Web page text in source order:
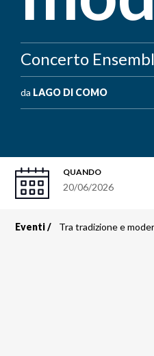
Concerto
da LAGO DI COMO
QUANDO
20/06/2026
Eventi Tra tradizione e